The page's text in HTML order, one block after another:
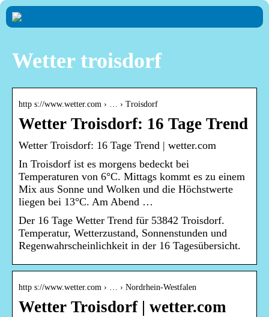
Wetter troisdorf
http s://www.wetter.com › … › Troisdorf
Wetter Troisdorf: 16 Tage Trend
Wetter Troisdorf: 16 Tage Trend | wetter.com
In Troisdorf ist es morgens bedeckt bei
Temperaturen von 6°C. Mittags kommt es zu einem
Mix aus Sonne und Wolken und die Höchstwerte
liegen bei 13°C. Am Abend …
Der 16 Tage Wetter Trend für 53842 Troisdorf.
Temperatur, Wetterzustand, Sonnenstunden und
Regenwahrscheinlichkeit in der 16 Tagesübersicht.
http s://www.wetter.com › … › Nordrhein-Westfalen
Wetter Troisdorf | wetter.com